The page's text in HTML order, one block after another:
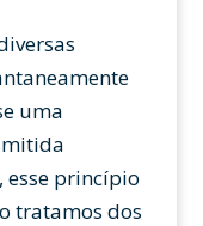
uma
esse princípio
tratamos dos